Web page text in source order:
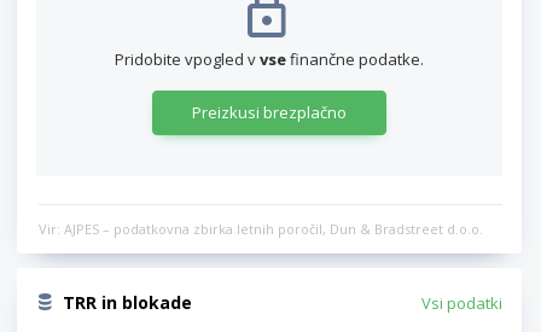
Pridobite vpogled vvsefinančne podatke.
Preizkusi brezplačno
Vir: AJPES – podatkovna zbirka letnih poročil, Dun & Bradstreet d.o.o.
TRR in blokade Vsi podatki